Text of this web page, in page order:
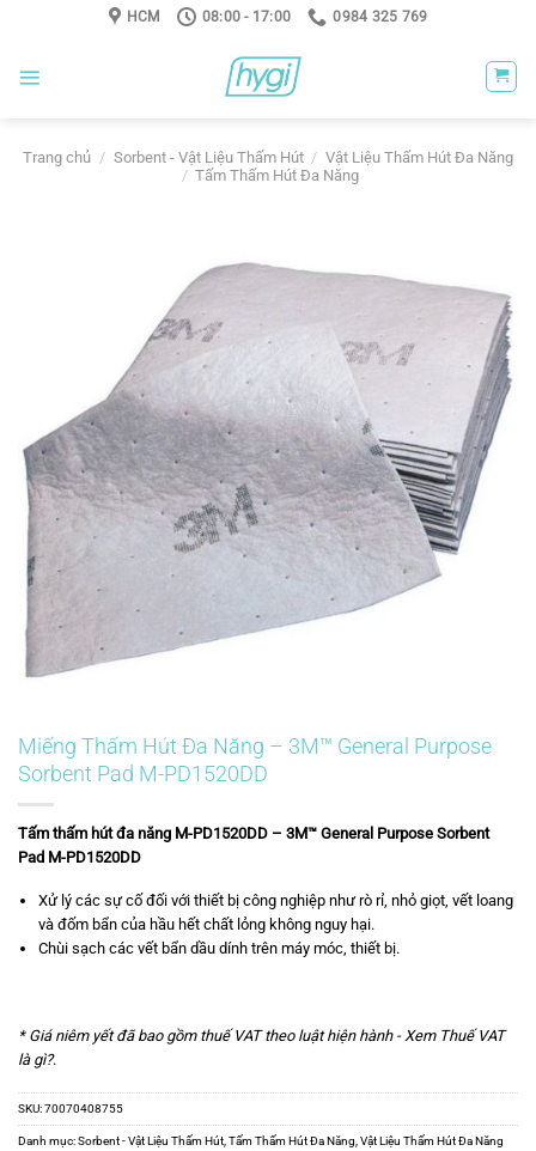
HCM 08:00 - 17:00 0984 325 769
Trang chủ / Sorbent - Vật Liệu Thấm Hút / Vật Liệu Thấm Hút Đa Năng
/ Tấm Thấm Hút Đa Năng
Miếng Thấm Hút Đa Năng – 3M™ General Purpose
Sorbent Pad M-PD1520DD
Tấm thấm hút đa năng M-PD1520DD – 3M™ General Purpose Sorbent
Pad M-PD1520DD
Xử lý các sự cố đối với thiết bị công nghiệp như rò rỉ, nhỏ giọt, vết loang
và đốm bẩn của hầu hết chất lỏng không nguy hại.
Chùi sạch các vết bẩn dầu dính trên máy móc, thiết bị.
* Giá niêm yết đã bao gồm thuế VAT theo luật hiện hành -Xem Thuế VAT
là gì?.
SKU:70070408755
Danh mục:Sorbent - Vật Liệu Thấm Hút,Tấm Thấm Hút Đa Năng,Vật Liệu Thấm Hút Đa Năng